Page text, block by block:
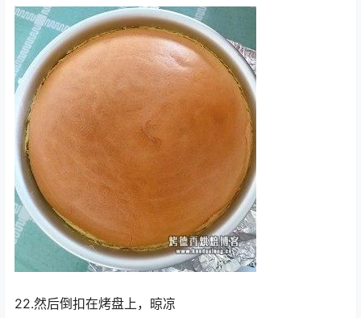
22.然后倒扣在烤盘上，晾凉